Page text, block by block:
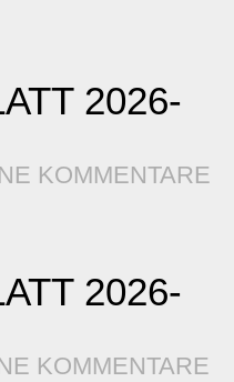
2026-
KOMMENTARE
2026-
KOMMENTARE